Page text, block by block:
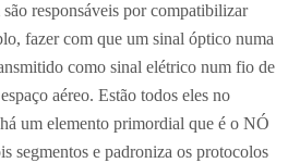
responsáveis por compatibilizar
fazer com que um sinal óptico numa
como sinal elétrico num fio de
aéreo. Estão todos eles no
um elemento primordial que é o NÓ
segmentos e padroniza os protocolos